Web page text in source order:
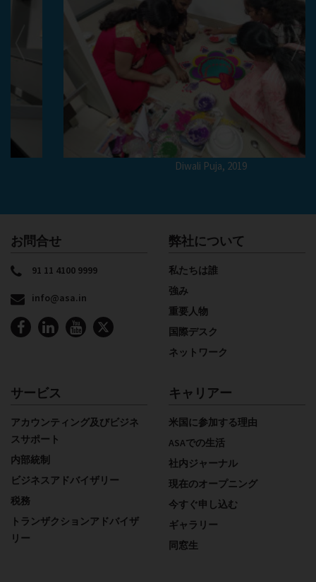
Diwali Puja, 2019
お問合せ
91 11 4100 9999
info@asa.in
弊社について
私たちは誰
強み
重要人物
国際デスク
ネットワーク
サービス
アカウンティング及びビジネ
スサポート
内部統制
ビジネスアドバイザリー
税務
トランザクションアドバイザ
リー
キャリアー
米国に参加する理由
ASAでの生活
社内ジャーナル
現在のオープニング
今すぐ申し込む
ギャラリー
同窓生